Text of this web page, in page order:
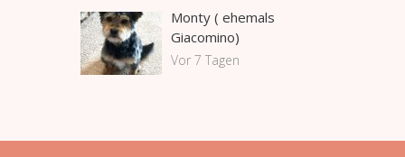
Monty ( ehemals
Giacomino)
Vor 7 Tagen